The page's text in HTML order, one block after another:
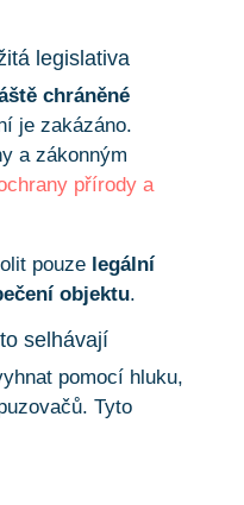
legislativa
chráněné
je zakázáno.
a zákonným
přírody a
pouze legální
objektu.
selhávají
pomocí hluku,
Tyto